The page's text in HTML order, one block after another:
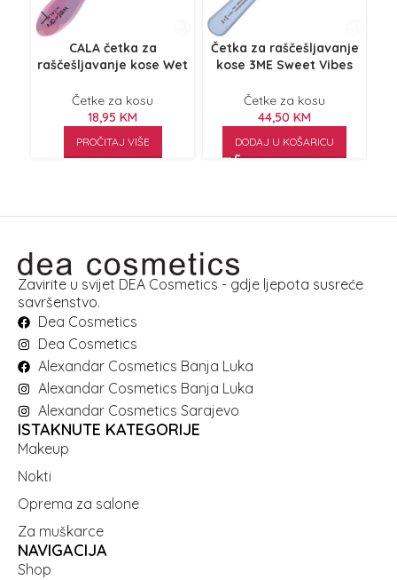
CALA četka za
raščešljavanje kose Wet
Četke za kosu
18,95 KM
PROČITAJ VIŠE
Četka za raščešljavanje
kose 3ME Sweet Vibes
Četke za kosu
44,50 KM
DODAJ U KOŠARICU
Zavirite u svijet DEA Cosmetics - gdje ljepota susreće
savršenstvo.
Dea Cosmetics
Dea Cosmetics
Alexandar Cosmetics Banja Luka
Alexandar Cosmetics Banja Luka
Alexandar Cosmetics Sarajevo
ISTAKNUTE KATEGORIJE
Makeup
Nokti
Oprema za salone
Za muškarce
NAVIGACIJA
Shop